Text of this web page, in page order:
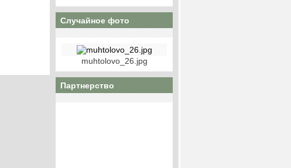
Случайное фото
muhtolovo_26.jpg
Партнерство